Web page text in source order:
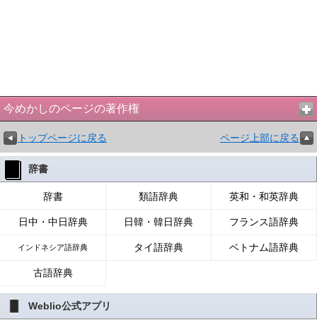
今めかしのページの著作権
トップページに戻る ページ上部に戻る
辞書
辞書 類語辞典 英和・和英辞典
日中・中日辞典 日韓・韓日辞典 フランス語辞典
インドネシア語辞典 タイ語辞典 ベトナム語辞典
古語辞典
Weblio公式アプリ